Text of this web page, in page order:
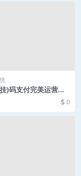
)码支付完美运营系
0